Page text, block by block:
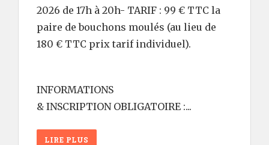
2026 de 17h à 20h- TARIF : 99 € TTC la
paire de bouchons moulés (au lieu de
180 € TTC prix tarif individuel).
INFORMATIONS
& INSCRIPTION OBLIGATOIRE :...
LIRE PLUS